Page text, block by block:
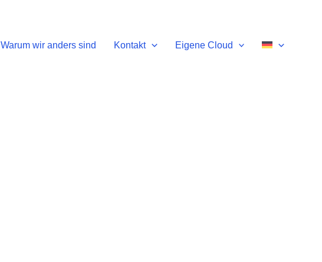
Warum wir anders sind Kontakt Eigene Cloud